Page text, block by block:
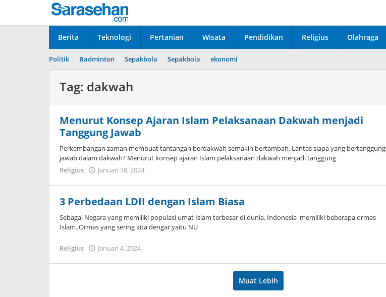
konten
Berita Teknologi Pertanian Wisata Pendidikan Religius Olahraga
Politik Badminton Sepakbola Sepakbola ekonomi
Tag: dakwah
Menurut Konsep Ajaran Islam Pelaksanaan Dakwah menjadi
Tanggung Jawab
Perkembangan zaman membuat tantangan berdakwah semakin bertambah. Lantas siapa yang bertanggung
jawab dalam dakwah? Menurut konsep ajaran Islam pelaksanaan dakwah menjadi tanggung
Religius
Januari 18, 2024
Pradana
Putra
3 Perbedaan LDII dengan Islam Biasa
Sebagai Negara yang memiliki populasi umat Islam terbesar di dunia, Indonesia memiliki beberapa ormas
Islam. Ormas yang sering kita dengar yaitu NU
Religius Januari 4, 2024
Muat Lebih